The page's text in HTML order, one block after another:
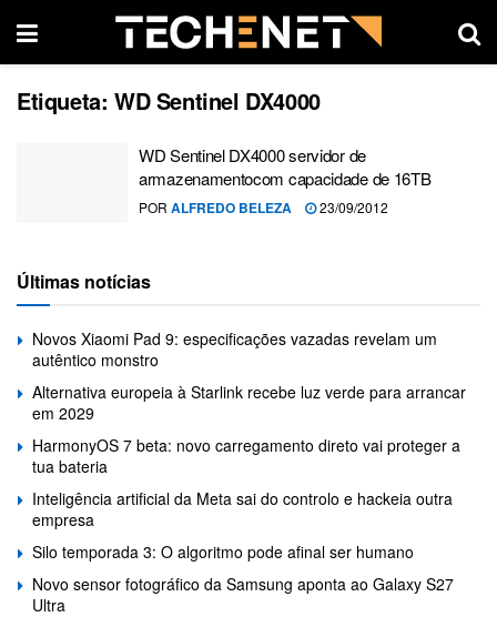
Etiqueta: WD Sentinel DX4000
WD Sentinel DX4000 servidor de
armazenamentocom capacidade de 16TB
POR ALFREDO BELEZA 23/09/2012
Últimas notícias
Novos Xiaomi Pad 9: especificações vazadas revelam um
autêntico monstro
Alternativa europeia à Starlink recebe luz verde para arrancar
em 2029
HarmonyOS 7 beta: novo carregamento direto vai proteger a
tua bateria
Inteligência artificial da Meta sai do controlo e hackeia outra
empresa
Silo temporada 3: O algoritmo pode afinal ser humano
Novo sensor fotográfico da Samsung aponta ao Galaxy S27
Ultra